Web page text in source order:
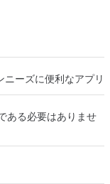
ーズに便利なアプリ
ある必要はありませ